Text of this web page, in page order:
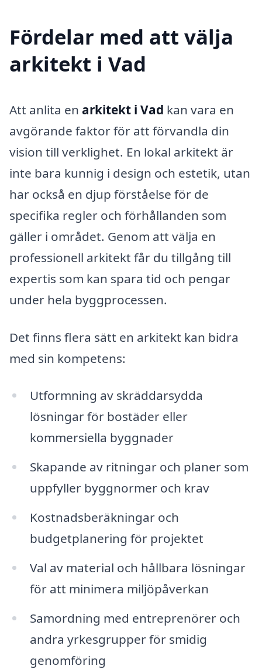
Fördelar med att välja
arkitekt i Vad
Att anlita en arkitekt i Vad kan vara en
avgörande faktor för att förvandla din
vision till verklighet. En lokal arkitekt är
inte bara kunnig i design och estetik, utan
har också en djup förståelse för de
specifika regler och förhållanden som
gäller i området. Genom att välja en
professionell arkitekt får du tillgång till
expertis som kan spara tid och pengar
under hela byggprocessen.
Det finns flera sätt en arkitekt kan bidra
med sin kompetens:
Utformning av skräddarsydda
lösningar för bostäder eller
kommersiella byggnader
Skapande av ritningar och planer som
uppfyller byggnormer och krav
Kostnadsberäkningar och
budgetplanering för projektet
Val av material och hållbara lösningar
för att minimera miljöpåverkan
Samordning med entreprenörer och
andra yrkesgrupper för smidig
genomföring